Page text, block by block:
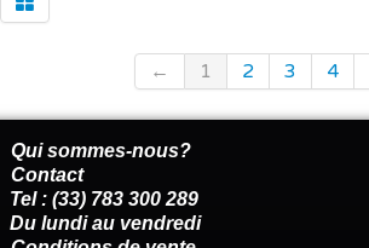
← 1 2 3 4
Qui sommes-nous?
Contact
Tel : (33) 783 300 289
Du lundi au vendredi